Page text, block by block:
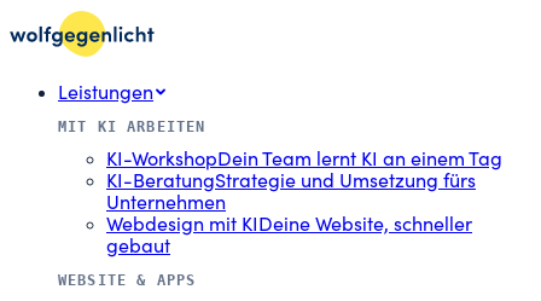
Leistungen
MIT KI ARBEITEN
KI-WorkshopDein Team lernt KI an einem Tag
KI-BeratungStrategie und Umsetzung fürs
Unternehmen
Webdesign mit KIDeine Website, schneller
gebaut
WEBSITE & APPS